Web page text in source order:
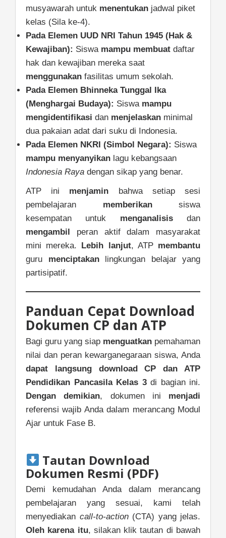
musyawarah untuk menentukan jadwal piket
kelas (Sila ke-4).
Pada Elemen UUD NRI Tahun 1945 (Hak &
Kewajiban): Siswa mampu membuat daftar
hak dan kewajiban mereka saat
menggunakan fasilitas umum sekolah.
Pada Elemen Bhinneka Tunggal Ika
(Menghargai Budaya): Siswa mampu
mengidentifikasi dan menjelaskan minimal
dua pakaian adat dari suku di Indonesia.
Pada Elemen NKRI (Simbol Negara): Siswa
mampu menyanyikan lagu kebangsaan
Indonesia Raya dengan sikap yang benar.
ATP ini menjamin bahwa setiap sesi
pembelajaran memberikansiswa
kesempatan untuk menganalisisdan
mengambil peran aktif dalam masyarakat
mini mereka. Lebih lanjut, ATP membantu
guru menciptakanlingkungan belajar yang
partisipatif.
Panduan Cepat Download
Dokumen CP dan ATP
Bagi guru yang siap menguatkan pemahaman
nilai dan peran kewarganegaraan siswa, Anda
dapat langsung
download CP dan ATP
Pendidikan Pancasila Kelas 3di bagian ini.
Dengan demikian, dokumen ini menjadi
referensi wajib Anda dalam merancang Modul
Ajar untuk Fase B.
Tautan Download
Dokumen Resmi (PDF)
Demi kemudahan Anda dalam merancang
pembelajaran yang sesuai, kami telah
menyediakan call-to-action(CTA) yang jelas.
Oleh karena itu, silakan klik tautan di bawah